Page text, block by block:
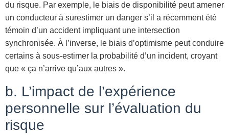
du risque. Par exemple, le biais de disponibilité peut amener
un conducteur à surestimer un danger s’il a récemment été
témoin d’un accident impliquant une intersection
synchronisée. À l’inverse, le biais d’optimisme peut conduire
certains à sous-estimer la probabilité d’un incident, croyant
que « ça n’arrive qu’aux autres ».
b. L’impact de l’expérience
personnelle sur l’évaluation du
risque